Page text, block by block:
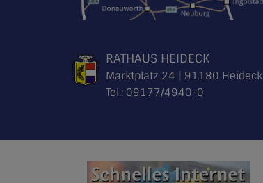
RATHAUS HEIDECK
Marktplatz 24 | 91180 Heideck
Tel.: 09177/4940-0